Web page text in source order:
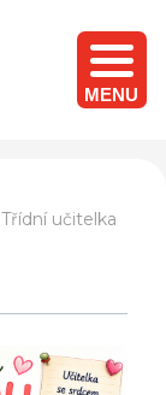
MENU
Třídní učitelka